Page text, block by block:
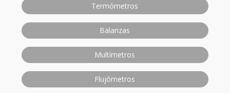
Termómetros
Balanzas
Multímetros
Flujómetros